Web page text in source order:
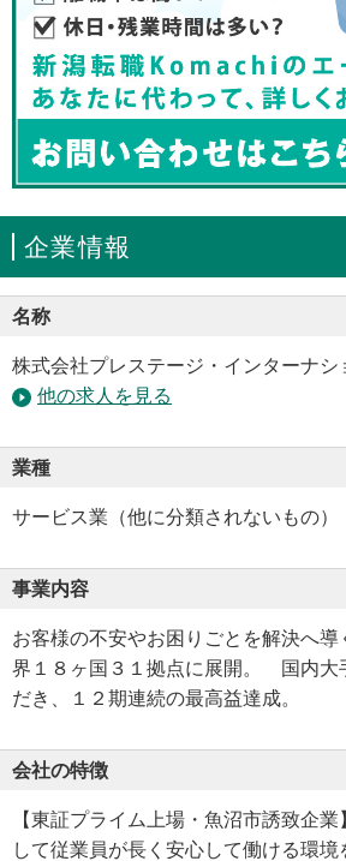
企業情報
名称
株式会社プレステージ・インターナシ
他の求人を見る
業種
サービス業（他に分類されないもの）
事業内容
お客様の不安やお困りごとを解決へ
界１８ヶ国３１拠点に展開。 国内大
だき、１２期連続の最高益達成。
会社の特徴
【東証プライム上場・魚沼市誘致企
して従業員が長く安心して働ける環